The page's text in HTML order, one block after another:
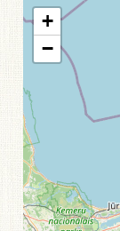
+
−